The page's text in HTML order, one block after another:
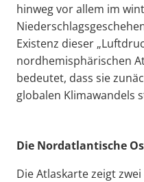
hinweg vor allem im
Existenz dieser
nordhemisphärischen
bedeutet, dass sie
globalen Klimawandels
Die Nordatlantische
Die Atlaskarte zeigt